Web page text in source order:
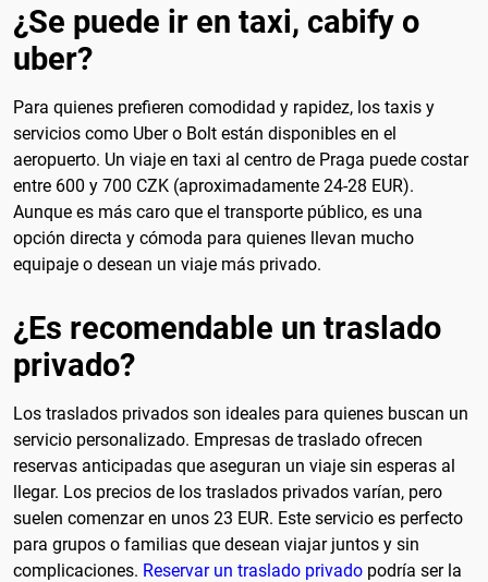
¿Se puede ir en taxi, cabify o
uber?
Para quienes prefieren comodidad y rapidez, los taxis y
servicios como Uber o Bolt están disponibles en el
aeropuerto. Un viaje en taxi al centro de Praga puede costar
entre 600 y 700 CZK (aproximadamente 24-28 EUR).
Aunque es más caro que el transporte público, es una
opción directa y cómoda para quienes llevan mucho
equipaje o desean un viaje más privado.
¿Es recomendable un traslado
privado?
Los traslados privados son ideales para quienes buscan un
servicio personalizado. Empresas de traslado ofrecen
reservas anticipadas que aseguran un viaje sin esperas al
llegar. Los precios de los traslados privados varían, pero
suelen comenzar en unos 23 EUR. Este servicio es perfecto
para grupos o familias que desean viajar juntos y sin
complicaciones. Reservar un traslado privado podría ser la